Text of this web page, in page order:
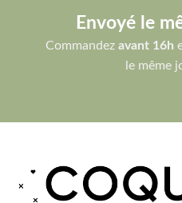
Envoyé le
Commandez avant 16h
le même